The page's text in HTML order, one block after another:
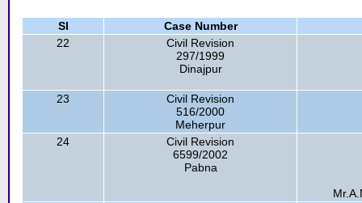
Sl
Case Number
22
Civil Revision
297/1999
Dinajpur
23
Civil Revision
516/2000
Meherpur
24
Civil Revision
6599/2002
Pabna